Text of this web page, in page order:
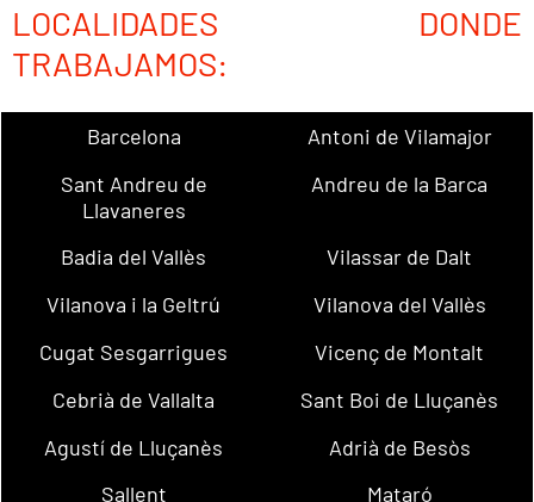
LOCALIDADES DONDE
TRABAJAMOS:
Barcelona
Antoni de Vilamajor
Sant Andreu de
Llavaneres
Andreu de la Barca
Badia del Vallès
Vilassar de Dalt
Vilanova i la Geltrú
Vilanova del Vallès
Cugat Sesgarrigues
Vicenç de Montalt
Cebrià de Vallalta
Sant Boi de Lluçanès
Agustí de Lluçanès
Adrià de Besòs
Sallent
Mataró